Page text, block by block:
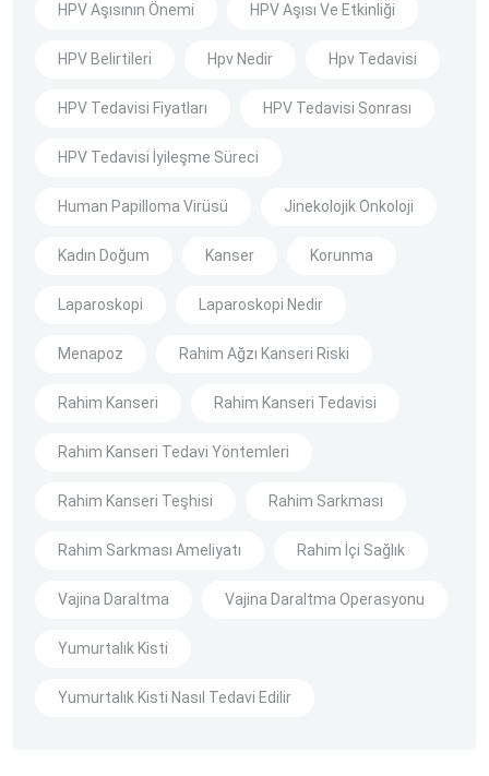
HPV Aşısının Önemi HPV Aşısı Ve Etkinliği
HPV Belirtileri Hpv Nedir Hpv Tedavisi
HPV Tedavisi Fiyatları HPV Tedavisi Sonrası
HPV Tedavisi İyileşme Süreci
Human Papilloma Virüsü Jinekolojik Onkoloji
Kadın Doğum Kanser Korunma
Laparoskopi Laparoskopi Nedir
Menapoz Rahim Ağzı Kanseri Riski
Rahim Kanseri Rahim Kanseri Tedavisi
Rahim Kanseri Tedavi Yöntemleri
Rahim Kanseri Teşhisi Rahim Sarkması
Rahim Sarkması Ameliyatı Rahim İçi Sağlık
Vajina Daraltma Vajina Daraltma Operasyonu
Yumurtalık Kisti
Yumurtalık Kisti Nasıl Tedavi Edilir